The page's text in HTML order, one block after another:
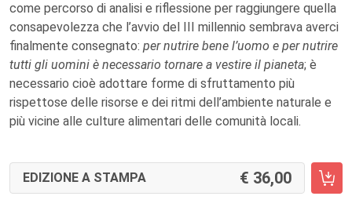
come percorso di analisi e riflessione per raggiungere quella
consapevolezza che l’avvio del III millennio sembrava averci
finalmente consegnato: per nutrire bene l’uomo e per nutrire
tutti gli uomini è necessario tornare a vestire il pianeta; è
necessario cioè adottare forme di sfruttamento più
rispettose delle risorse e dei ritmi dell’ambiente naturale e
più vicine alle culture alimentari delle comunità locali.
EDIZIONE A STAMPA 36,00